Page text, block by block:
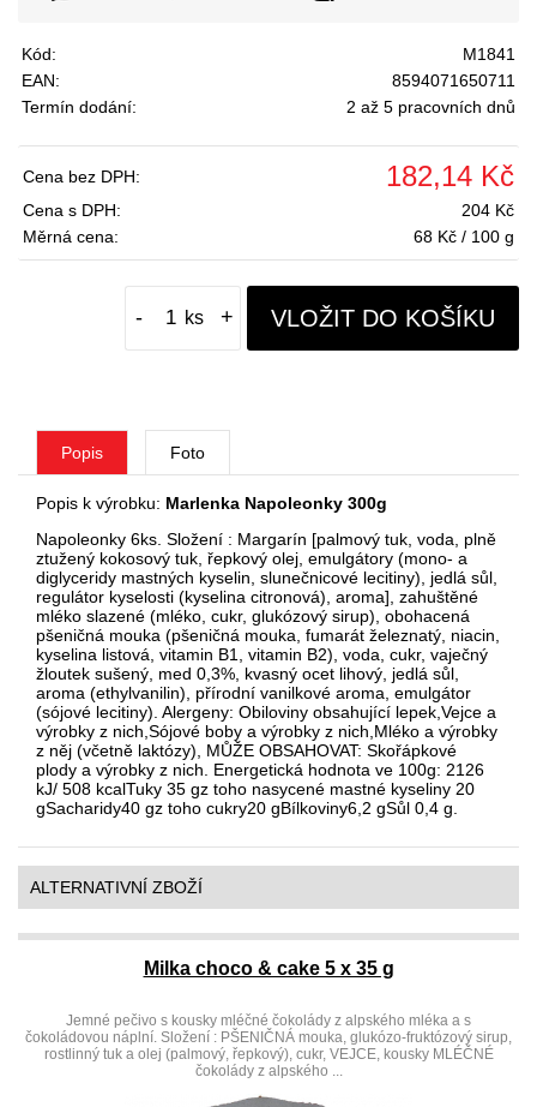
Kód:
M1841
EAN:
8594071650711
Termín dodání:
2 až 5 pracovních dnů
Cena bez DPH: 182,14 Kč
Cena s DPH:
204 Kč
Měrná cena:
68 Kč / 100 g
- + VLOŽIT DO KOŠÍKU
Popis Foto
Popis k výrobku: Marlenka Napoleonky 300g
Napoleonky 6ks. Složení : Margarín [palmový tuk, voda, plně
ztužený kokosový tuk, řepkový olej, emulgátory (mono- a
diglyceridy mastných kyselin, slunečnicové lecitiny), jedlá sůl,
regulátor kyselosti (kyselina citronová), aroma], zahuštěné
mléko slazené (mléko, cukr, glukózový sirup), obohacená
pšeničná mouka (pšeničná mouka, fumarát železnatý, niacin,
kyselina listová, vitamin B1, vitamin B2), voda, cukr, vaječný
žloutek sušený, med 0,3%, kvasný ocet lihový, jedlá sůl,
aroma (ethylvanilin), přírodní vanilkové aroma, emulgátor
(sójové lecitiny). Alergeny: Obiloviny obsahující lepek,Vejce a
výrobky z nich,Sójové boby a výrobky z nich,Mléko a výrobky
z něj (včetně laktózy), MŮŽE OBSAHOVAT: Skořápkové
plody a výrobky z nich. Energetická hodnota ve 100g: 2126
kJ/ 508 kcalTuky 35 gz toho nasycené mastné kyseliny 20
gSacharidy40 gz toho cukry20 gBílkoviny6,2 gSůl 0,4 g.
ALTERNATIVNÍ ZBOŽÍ
Milka choco & cake 5 x 35 g
Jemné pečivo s kousky mléčné čokolády z alpského mléka a s
čokoládovou náplní. Složení : PŠENIČNÁ mouka, glukózo-fruktózový sirup,
rostlinný tuk a olej (palmový, řepkový), cukr, VEJCE, kousky MLÉČNÉ
čokolády z alpského ...